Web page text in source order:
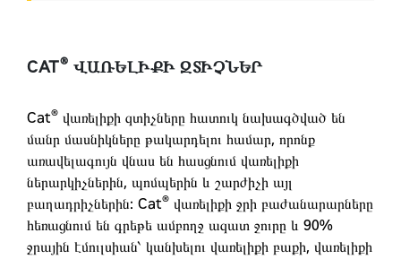
CAT® ՎԱՌԵԼԻՔԻ ԶՏԻՉՆԵՐ
Cat® վառելիքի զտիչները հատուկ նախագծված են
մանր մասնիկները թակարդելու համար, որոնք
առավելագույն վնաս են հասցնում վառելիքի
ներարկիչներին, պոմպերին և շարժիչի այլ
բաղադրիչներին: Cat® վառելիքի ջրի բաժանարարները
հեռացնում են գրեթե ամբողջ ազատ ջուրը և 90%
ջրային էմուլսիան՝ կանխելու վառելիքի բաքի, վառելիքի